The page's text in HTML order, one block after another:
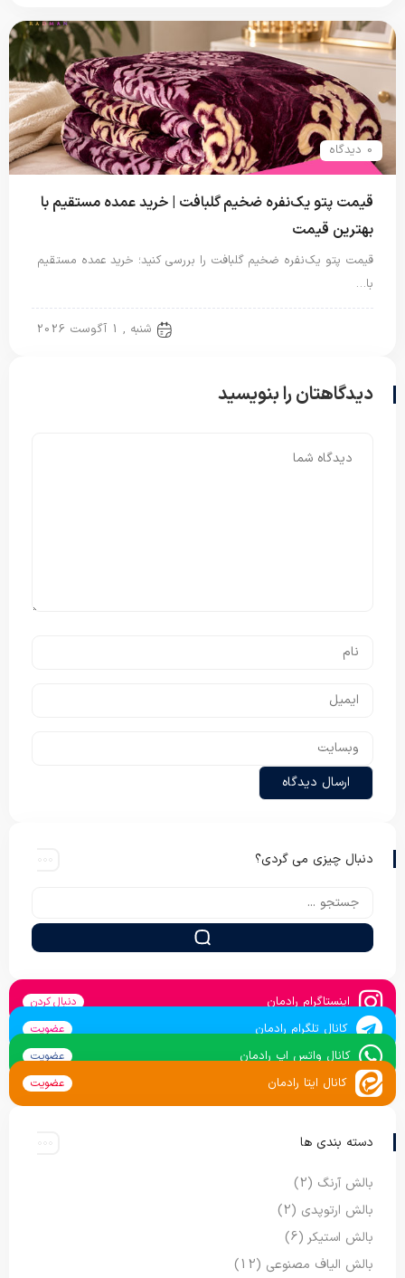
0 دیدگاه
قیمت پتو یک‌نفره ضخیم گلبافت | خرید عمده مستقیم با
بهترین قیمت
قیمت پتو یک‌نفره ضخیم گلبافت را بررسی کنید؛ خرید عمده مستقیم
با…
شنبه , 1 آگوست 2026
دیدگاهتان را بنویسید
دنبال چیزی می گردی؟
اینستاگرام رادمان دنبال کردن
کانال تلگرام رادمان عضویت
کانال واتس اپ رادمان عضویت
کانال ایتا رادمان عضویت
دسته بندی ها
بالش آرنگ (2)
بالش ارتوپدی (2)
بالش استیکر (6)
بالش الیاف مصنوعی (12)